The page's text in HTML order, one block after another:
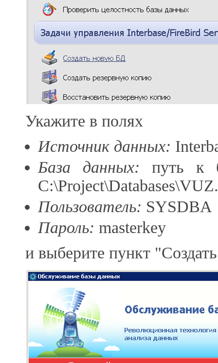
Укажите в полях
Источник данных:
База данных: путь к
Пользователь: SYSDBA
Пароль: masterkey
и выберите пункт